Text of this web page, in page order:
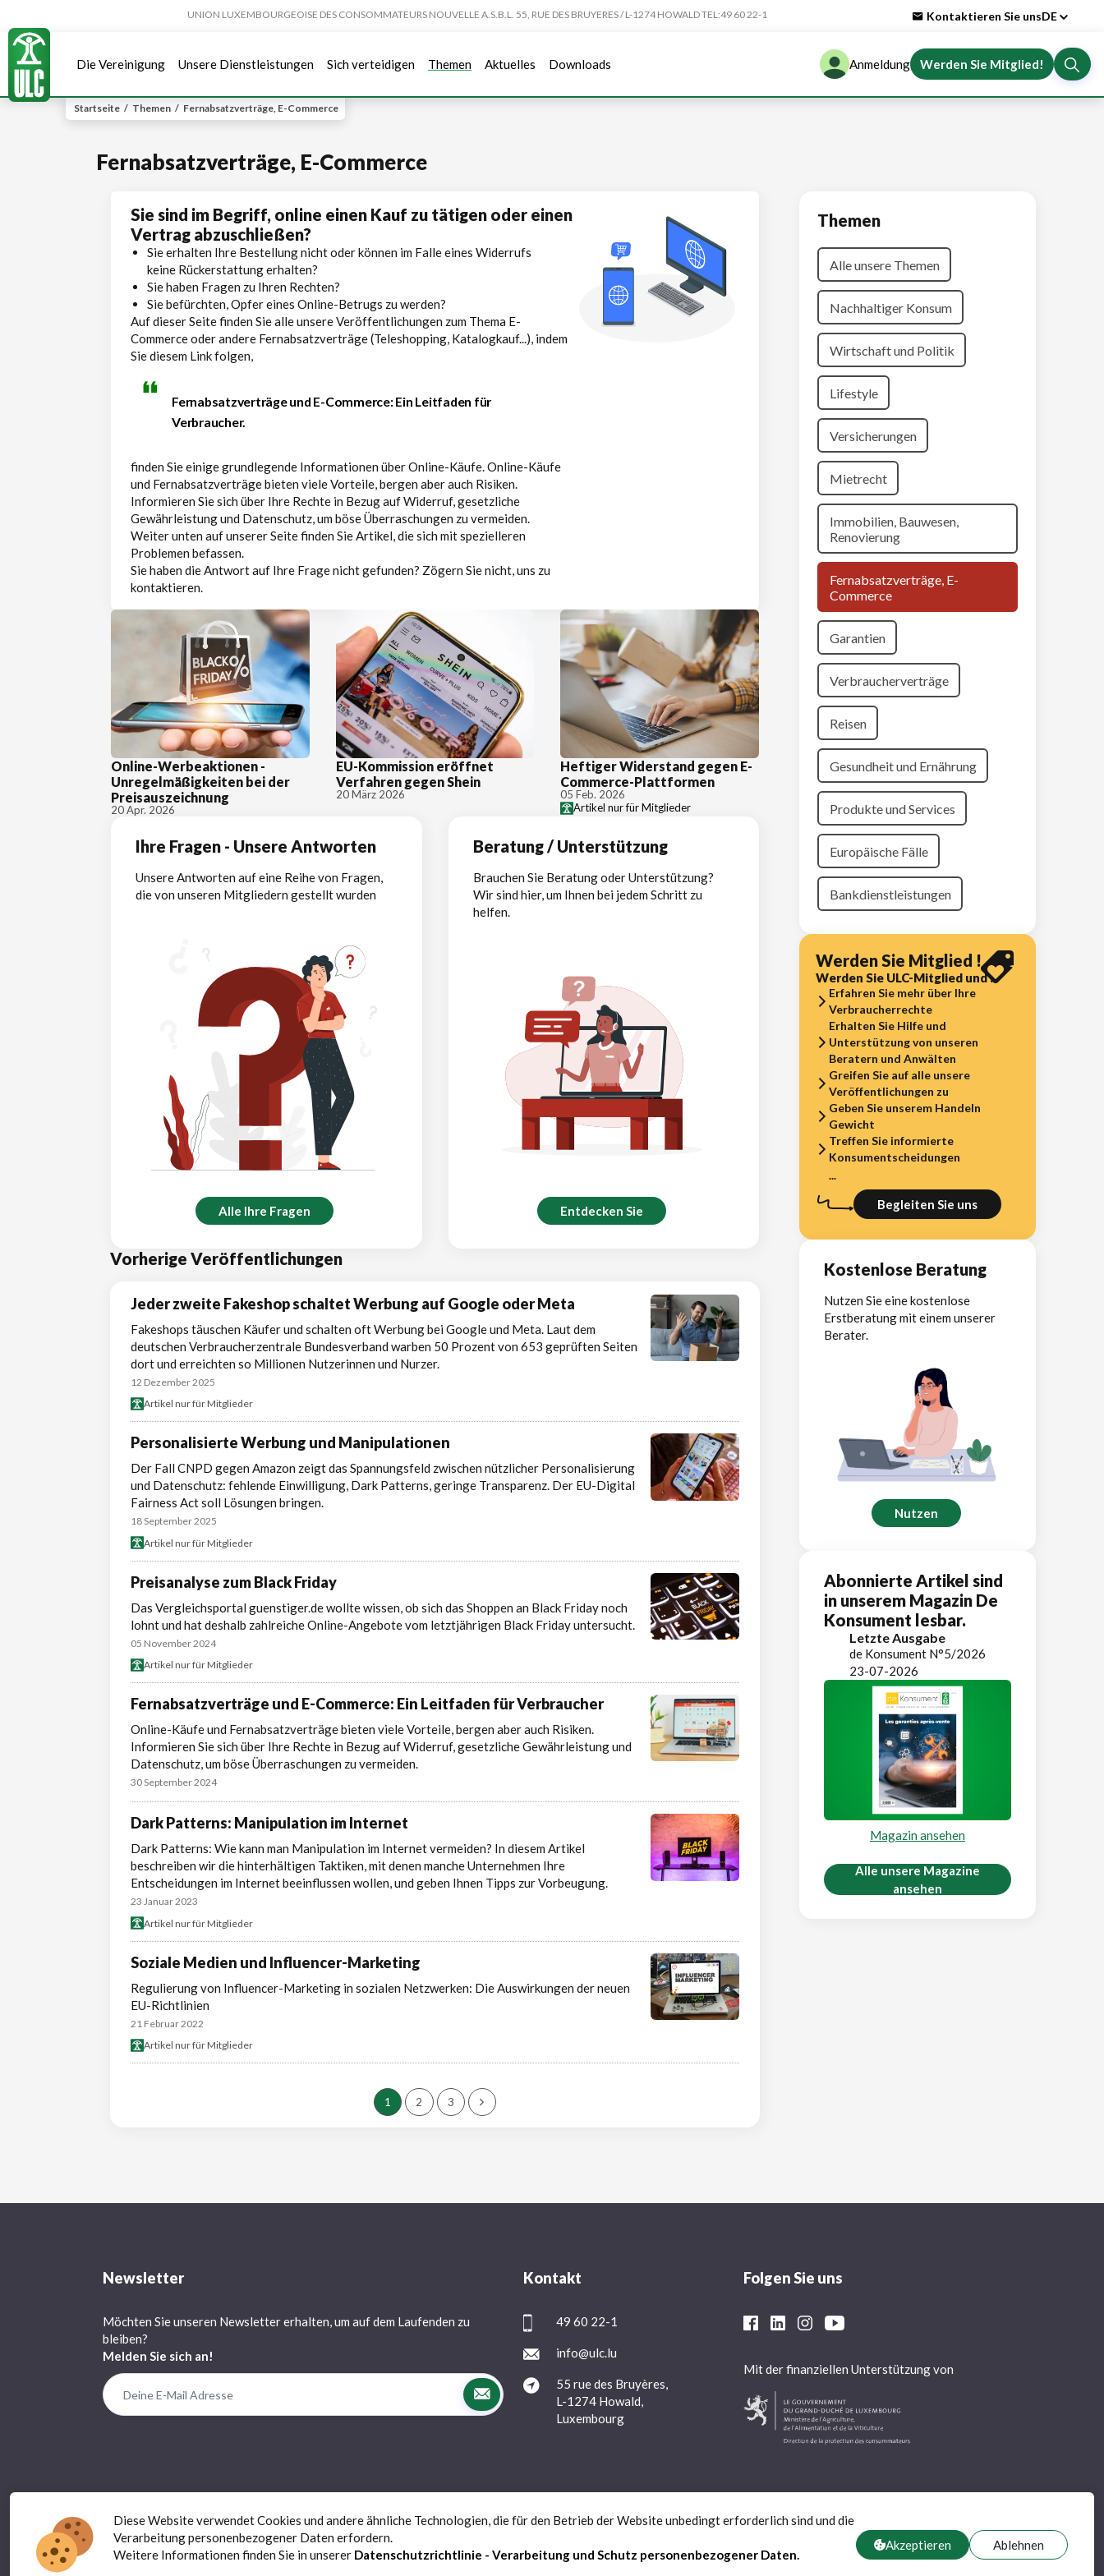
UNION LUXEMBOURGEOISE DES CONSOMMATEURS NOUVELLE A.S.B.L. 55, RUE DES BRUYERES / L-1274 HOWALD TEL:49 60 22-1 Kontaktieren Sie unsDE
Die Vereinigung Unsere Dienstleistungen Sich verteidigen Themen Aktuelles Downloads Anmeldung Werden Sie Mitglied!
Startseite / Themen / Fernabsatzverträge, E-Commerce
Fernabsatzverträge, E-Commerce
Sie sind im Begriff, online einen Kauf zu tätigen oder einen
Vertrag abzuschließen?
Sie erhalten Ihre Bestellung nicht oder können im Falle eines Widerrufs
keine Rückerstattung erhalten?
Sie haben Fragen zu Ihren Rechten?
Sie befürchten, Opfer eines Online-Betrugs zu werden?
Auf dieser Seite finden Sie alle unsere Veröffentlichungen zum Thema E-
Commerce oder andere Fernabsatzverträge (Teleshopping, Katalogkauf...), indem
Sie diesem Link folgen,
Fernabsatzverträge und E-Commerce: Ein Leitfaden für
Verbraucher.
finden Sie einige grundlegende Informationen über Online-Käufe. Online-Käufe
und Fernabsatzverträge bieten viele Vorteile, bergen aber auch Risiken.
Informieren Sie sich über Ihre Rechte in Bezug auf Widerruf, gesetzliche
Gewährleistung und Datenschutz, um böse Überraschungen zu vermeiden.
Weiter unten auf unserer Seite finden Sie Artikel, die sich mit spezielleren
Problemen befassen.
Sie haben die Antwort auf Ihre Frage nicht gefunden? Zögern Sie nicht, uns zu
kontaktieren.
Online-Werbeaktionen -
Unregelmäßigkeiten bei der
Preisauszeichnung
20 Apr. 2026
EU-Kommission eröffnet
Verfahren gegen Shein
20 März 2026
Heftiger Widerstand gegen E-
Commerce-Plattformen
05 Feb. 2026
Artikel nur für Mitglieder
Ihre Fragen - Unsere Antworten
Unsere Antworten auf eine Reihe von Fragen,
die von unseren Mitgliedern gestellt wurden
Alle Ihre Fragen
Beratung / Unterstützung
Brauchen Sie Beratung oder Unterstützung?
Wir sind hier, um Ihnen bei jedem Schritt zu
helfen.
Entdecken Sie
Vorherige Veröffentlichungen
Jeder zweite Fakeshop schaltet Werbung auf Google oder Meta
Fakeshops täuschen Käufer und schalten oft Werbung bei Google und Meta. Laut dem
deutschen Verbraucherzentrale Bundesverband warben 50 Prozent von 653 geprüften Seiten
dort und erreichten so Millionen Nutzerinnen und Nurzer.
12 Dezember 2025
Artikel nur für Mitglieder
Personalisierte Werbung und Manipulationen
Der Fall CNPD gegen Amazon zeigt das Spannungsfeld zwischen nützlicher Personalisierung
und Datenschutz: fehlende Einwilligung, Dark Patterns, geringe Transparenz. Der EU-Digital
Fairness Act soll Lösungen bringen.
18 September 2025
Artikel nur für Mitglieder
Preisanalyse zum Black Friday
Das Vergleichsportal guenstiger.de wollte wissen, ob sich das Shoppen an Black Friday noch
lohnt und hat deshalb zahlreiche Online-Angebote vom letztjährigen Black Friday untersucht.
05 November 2024
Artikel nur für Mitglieder
Fernabsatzverträge und E-Commerce: Ein Leitfaden für Verbraucher
Online-Käufe und Fernabsatzverträge bieten viele Vorteile, bergen aber auch Risiken.
Informieren Sie sich über Ihre Rechte in Bezug auf Widerruf, gesetzliche Gewährleistung und
Datenschutz, um böse Überraschungen zu vermeiden.
30 September 2024
Dark Patterns: Manipulation im Internet
Dark Patterns: Wie kann man Manipulation im Internet vermeiden? In diesem Artikel
beschreiben wir die hinterhältigen Taktiken, mit denen manche Unternehmen Ihre
Entscheidungen im Internet beeinflussen wollen, und geben Ihnen Tipps zur Vorbeugung.
23 Januar 2023
Artikel nur für Mitglieder
Soziale Medien und Influencer-Marketing
Regulierung von Influencer-Marketing in sozialen Netzwerken: Die Auswirkungen der neuen
EU-Richtlinien
21 Februar 2022
Artikel nur für Mitglieder
1 2 3
Themen
Alle unsere Themen
Nachhaltiger Konsum
Wirtschaft und Politik
Lifestyle
Versicherungen
Mietrecht
Immobilien, Bauwesen,
Renovierung
Fernabsatzverträge, E-
Commerce
Garantien
Verbraucherverträge
Reisen
Gesundheit und Ernährung
Produkte und Services
Europäische Fälle
Bankdienstleistungen
Werden Sie Mitglied !
Werden Sie ULC-Mitglied und :
Erfahren Sie mehr über Ihre
Verbraucherrechte
Erhalten Sie Hilfe und
Unterstützung von unseren
Beratern und Anwälten
Greifen Sie auf alle unsere
Veröffentlichungen zu
Geben Sie unserem Handeln
Gewicht
Treffen Sie informierte
Konsumentscheidungen
...
Begleiten Sie uns
Kostenlose Beratung
Nutzen Sie eine kostenlose
Erstberatung mit einem unserer
Berater.
Nutzen
Abonnierte Artikel sind
in unserem Magazin De
Konsument lesbar.
Letzte Ausgabe
de Konsument N°5/2026
23-07-2026
Magazin ansehen
Alle unsere Magazine
ansehen
Newsletter
Möchten Sie unseren Newsletter erhalten, um auf dem Laufenden zu
bleiben?
Melden Sie sich an!
Kontakt
49 60 22-1
info@ulc.lu
55 rue des Bruyères,
L-1274 Howald,
Luxembourg
Folgen Sie uns
Mit der finanziellen Unterstützung von
Diese Website verwendet Cookies und andere ähnliche Technologien, die für den Betrieb der Website unbedingt erforderlich sind und die
Verarbeitung personenbezogener Daten erfordern.
Weitere Informationen finden Sie in unserer Datenschutzrichtlinie - Verarbeitung und Schutz personenbezogener Daten.
Akzeptieren Ablehnen